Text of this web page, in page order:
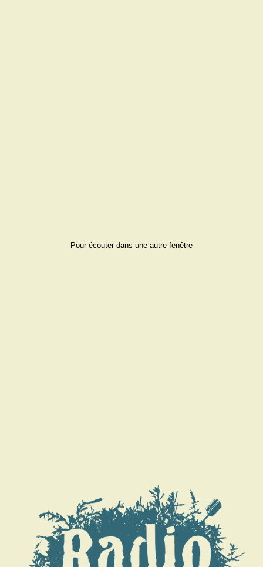
Pour écouter dans une autre fenêtre